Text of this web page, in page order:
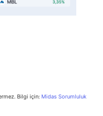
Bilgi için: Midas Sorumluluk